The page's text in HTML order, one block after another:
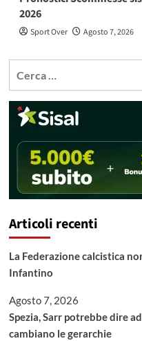
2026
Sport Over Agosto 7, 2026
Articoli recenti
La Federazione calcistica
Infantino
Agosto 7, 2026
Spezia, Sarr potrebbe dire
cambiano le gerarchie